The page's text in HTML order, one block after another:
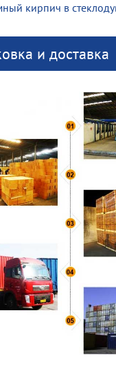
кирпич в
и доставка